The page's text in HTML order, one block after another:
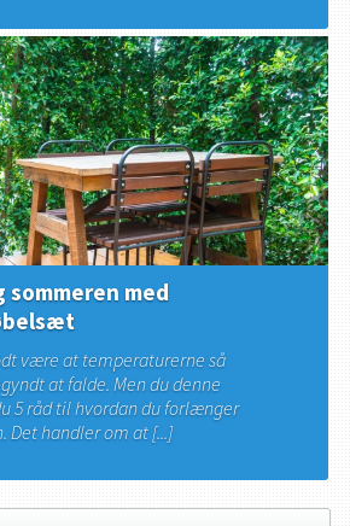
med
være at temperaturerne så
at falde. Men du denne
5 råd til hvordan du forlænger
Det handler om at [...]